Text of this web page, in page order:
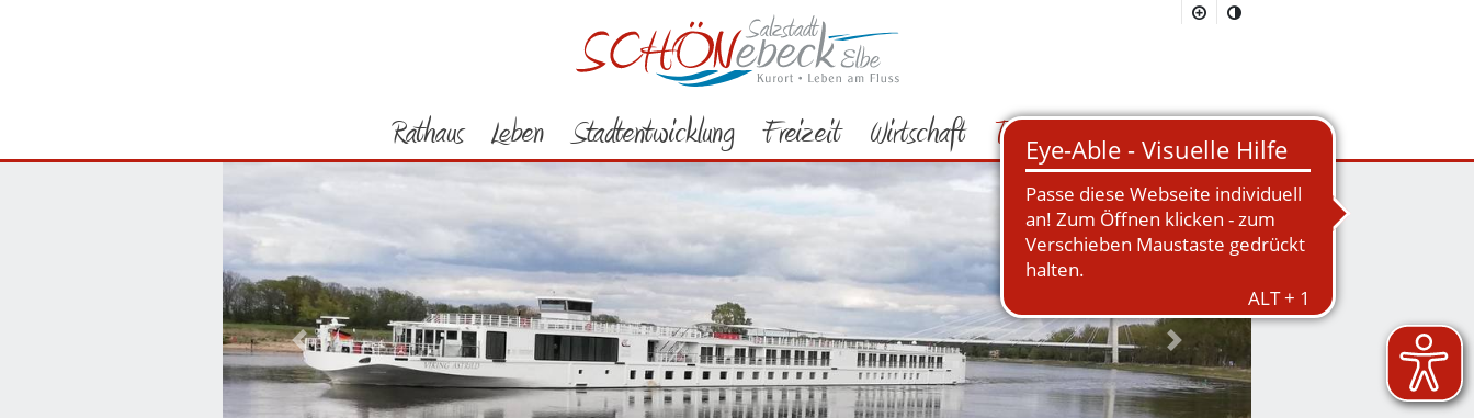
Rathaus Leben Stadtentwicklung Freizeit Wirtschaft Tourismus Suchmaske öffnen/schließen
Vorheriges Bild Nächstes Bild